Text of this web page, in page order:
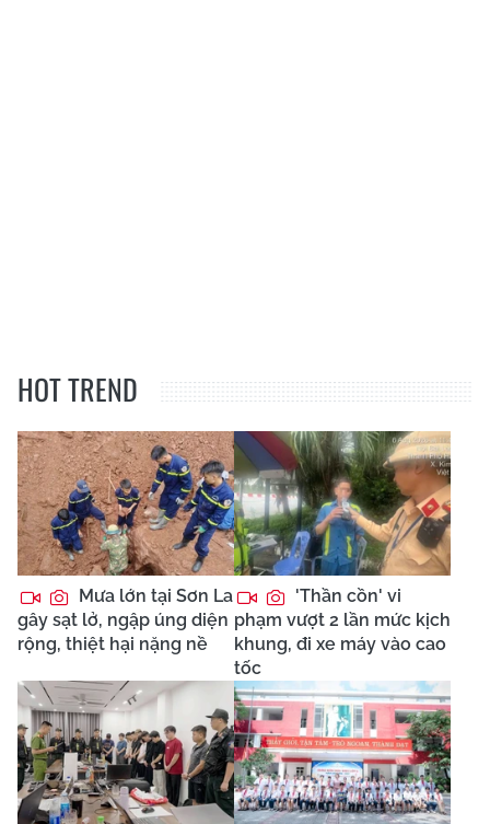
HOT TREND
Mưa lớn tại Sơn La
gây sạt lở, ngập úng diện
rộng, thiệt hại nặng nề
'Thần cồn' vi
phạm vượt 2 lần mức kịch
khung, đi xe máy vào cao
tốc